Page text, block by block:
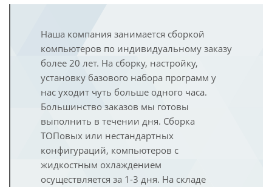
Наша компания занимается сборкой
компьютеров по индивидуальному заказу
более 20 лет. На сборку, настройку,
установку базового набора программ у
нас уходит чуть больше одного часа.
Большинство заказов мы готовы
выполнить в течении дня. Сборка
ТОПовых или нестандартных
конфигураций, компьютеров с
жидкостным охлаждением
осуществляется за 1-3 дня. На складе